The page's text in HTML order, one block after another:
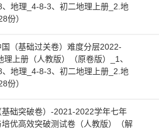
地理_4-8-3、初二地理上册_2.地
份）
（基础过关卷）难度分层2022-
上册（人教版）（原卷版）_1、
地理_4-8-3、初二地理上册_2.地
份）
础突破卷）-2021-2022学年七年
优高效突破测试卷（人教版）（解